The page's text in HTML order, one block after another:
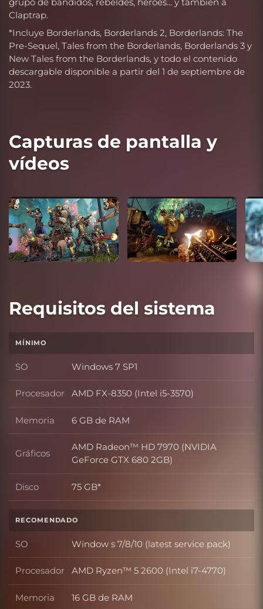
Claptrap.
*Incluye Borderlands, Borderlands 2, Borderlands: The
Pre-Sequel, Tales from the Borderlands, Borderlands 3 y
New Tales from the Borderlands, y todo el contenido
descargable disponible a partir del 1 de septiembre de
2023.
Capturas de pantalla y
vídeos
Requisitos del sistema
MÍNIMO
SO SO
Windows 7 SP1
Procesador Procesador
AMD FX-8350 (Intel i5-3570)
Memoria Memoria
6 GB de RAM
Gráficos Gráficos
AMD Radeon™ HD 7970 (NVIDIA
GeForce GTX 680 2GB)
Disco Disco
75 GB*
RECOMENDADO
SO SO
Window s 7/8/10 (latest service pack)
Procesador Procesador
AMD Ryzen™ 5 2600 (Intel i7-4770)
Memoria Memoria
16 GB de RAM